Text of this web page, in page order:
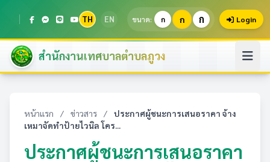
TH EN ขนาด: ก ก ก Login
สำนักงานเทศบาลตำบลภูวง
หน้าแรก / ข่าวสาร /
ประกาศผู้ชนะการเสนอราคา จ้าง
เหมาจัดทำป้ายไวนิล โคร...
ประกาศผู้ชนะการเสนอราคา